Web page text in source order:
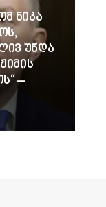
ნიკა
უნდა
–